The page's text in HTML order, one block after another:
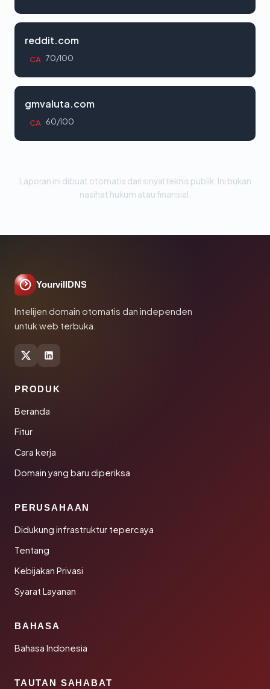
reddit.com
CA 70/100
gmvaluta.com
CA 60/100
Laporan ini dibuat otomatis dari sinyal teknis publik. Ini bukan
nasihat hukum atau finansial.
YourvillDNS
Intelijen domain otomatis dan independen
untuk web terbuka.
PRODUK
Beranda
Fitur
Cara kerja
Domain yang baru diperiksa
PERUSAHAAN
Didukung infrastruktur tepercaya
Tentang
Kebijakan Privasi
Syarat Layanan
BAHASA
Bahasa Indonesia
TAUTAN SAHABAT